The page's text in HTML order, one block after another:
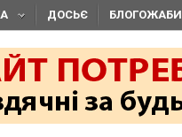
ДОСЬЄ БЛОГОЖАБИ